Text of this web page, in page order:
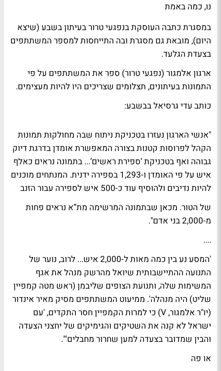
נו, כמה באמת
במסגרת כתבה העוסקת בנפגעי טרור בעיתוןבשבע (שיצא
היום), מובאת גם מסגרת ובה התייחסות למספר המשתתפים
בצעדת הגלעד.
ארגון אלמגור (נפגעי טרור) ספר את המשתתפים על פי
התמונות בעיתונים, תצלומים שצריכים היו להיות מעצימים.
כותב עדי גרסיאלבבשבע:
"אנשי הארגון נעזרו בטכניקת ניתוח שבה מחולקות תמונות
הקהל לפרוסות קטנות בצורה המאפשרת אומדן בדרגת דיוק
גבוהה ואף בטכניקת ‘ספירת ראשים’... בתמונה נראים כאלף
איש על פי האומדן ו-1,293 בספירה ידנית. המנתחים מוכנים
להיות נדיבים ולהוסיף עוד כ-500 איש לספירה עבור הזנב
של הטור. מכאן שבתמונה המרשימה מת”א נראים פחות
מ-2,000 בני אדם".
....
'המסע נע בין כמה מאות ל-2,000 איש... לרוב, נוער של
התנועה ההתיישבותית שיואל מהרשק מנהל את אגף
המשימות שלה, ותנועת הצופים שליבמן (ראש מטה קמפיין
שליט) היה מנהלה'. ממיעוט המשתתפים מסיק מאיר אינדור
(יו"ר אלמגור, V) כי למרות הקמפיין חסר התקדים, 'עם
ישראל לא קנה את השטיקים והגימיקים של יחצני הצעדה
והבין שמדובר בצעדה למען שחרור מחבלים'".
או פה